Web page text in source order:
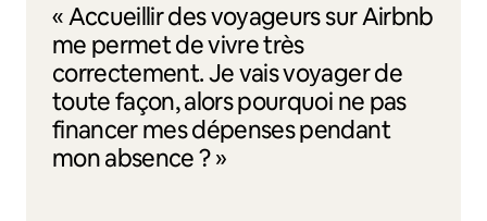
« Accueillir des voyageurs sur Airbnb
me permet de vivre très
correctement. Je vais voyager de
toute façon, alors pourquoi ne pas
financer mes dépenses pendant
mon absence ? »